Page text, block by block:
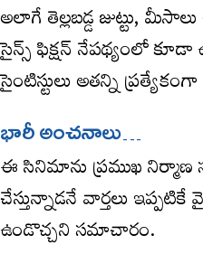
అలాగే తెల్లబడ్డ జుట్టు,
సైన్స్ ఫిక్షన్ నేపథ్యంలో
సైంటిస్టులు అతన్ని
భారీ అంచ‌నాలు…
ఈ సినిమాను ప్రముఖ నిర్మాణ
చేస్తున్నాడనే వార్తలు
ఉండొచ్చని సమాచారం.